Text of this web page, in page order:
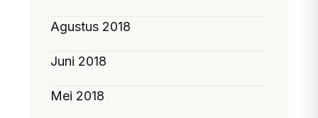
Agustus 2018
Juni 2018
Mei 2018